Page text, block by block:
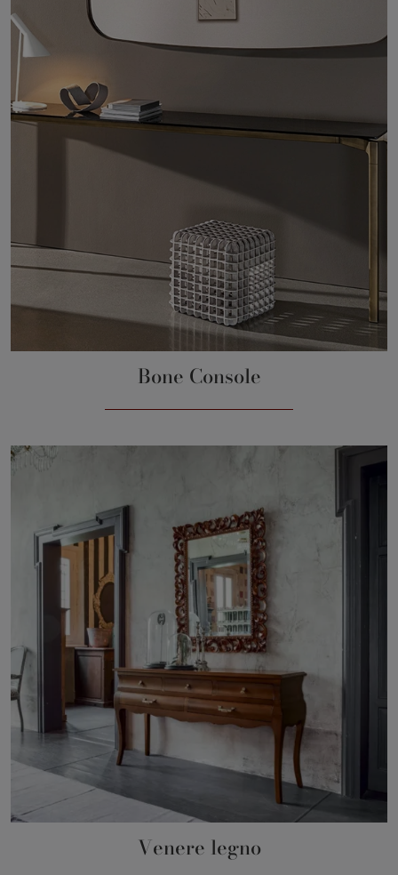
Bone Console
Venere legno